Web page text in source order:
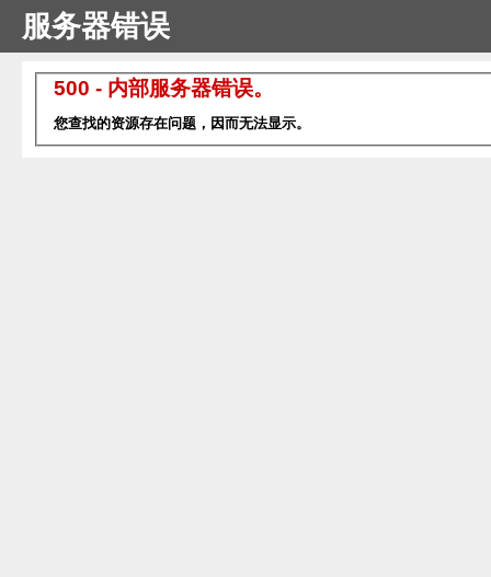
服务器错误
500 - 内部服务器错误。
您查找的资源存在问题，因而无法显示。